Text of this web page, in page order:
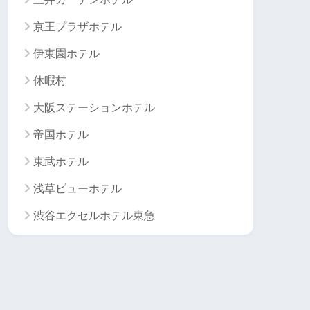
京王プラザホテル
伊東園ホテル
休暇村
大阪ステーションホテル
帝国ホテル
東武ホテル
浅草ビューホテル
渋谷エクセルホテル東急